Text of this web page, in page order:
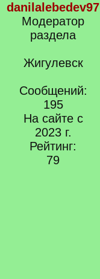
danilalebedev97
Модератор
раздела
Жигулевск
Сообщений:
195
На сайте с
2023 г.
Рейтинг:
79